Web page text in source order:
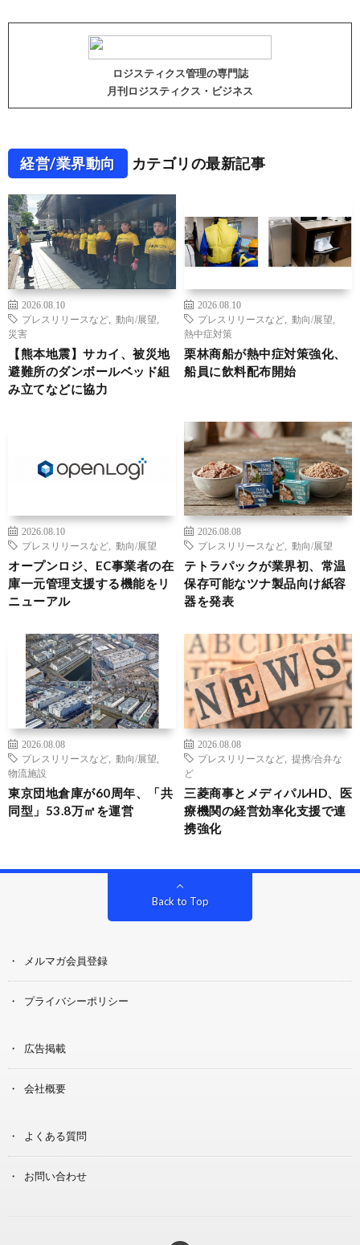
ロジスティクス管理の専門誌
月刊ロジスティクス・ビジネス
経営/業界動向 カテゴリの最新記事
2026.08.10
プレスリリースなど
動向/展望
災害
【熊本地震】サカイ、被災地
避難所のダンボールベッド組
み立てなどに協力
2026.08.10
プレスリリースなど
動向/展望
熱中症対策
栗林商船が熱中症対策強化、
船員に飲料配布開始
2026.08.10
プレスリリースなど
動向/展望
オープンロジ、EC事業者の在
庫一元管理支援する機能をリ
ニューアル
2026.08.08
プレスリリースなど
動向/展望
テトラパックが業界初、常温
保存可能なツナ製品向け紙容
器を発表
2026.08.08
プレスリリースなど
動向/展望
物流施設
東京団地倉庫が60周年、「共
同型」53.8万㎡を運営
2026.08.08
プレスリリースなど
提携/合弁な
ど
三菱商事とメディパルHD、医
療機関の経営効率化支援で連
携強化
Back to Top
メルマガ会員登録
プライバシーポリシー
広告掲載
会社概要
よくある質問
お問い合わせ